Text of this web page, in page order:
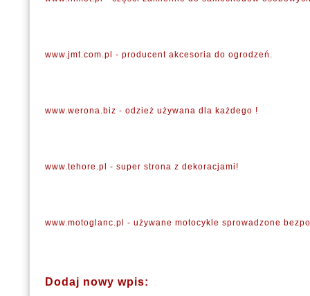
www.jmt.com.pl - producent akcesoria do ogrodzeń.
www.werona.biz - odzież używana dla każdego !
www.tehore.pl - super strona z dekoracjami!
www.motoglanc.pl - używane motocykle sprowadzone
Dodaj nowy wpis: